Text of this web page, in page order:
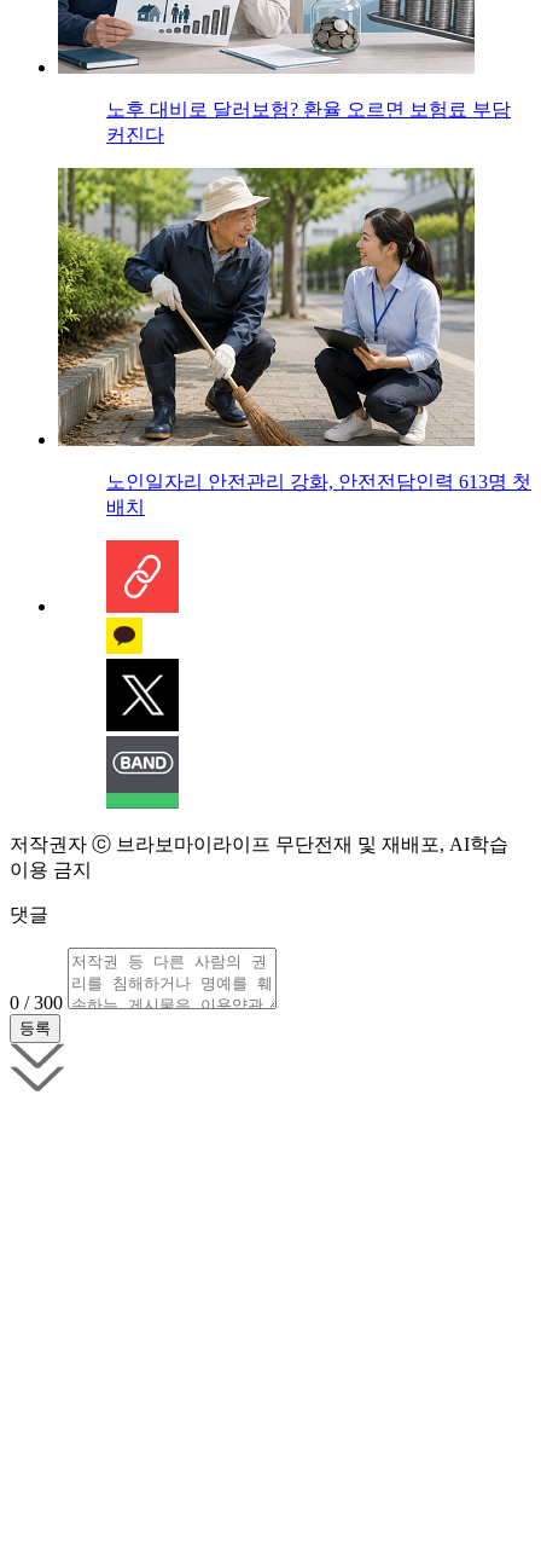
노후 대비로 달러보험? 환율 오르면 보험료 부담
커진다
노인일자리 안전관리 강화, 안전전담인력 613명 첫
배치
저작권자 ⓒ 브라보마이라이프 무단전재 및 재배포, AI학습
이용 금지
댓글
0 / 300